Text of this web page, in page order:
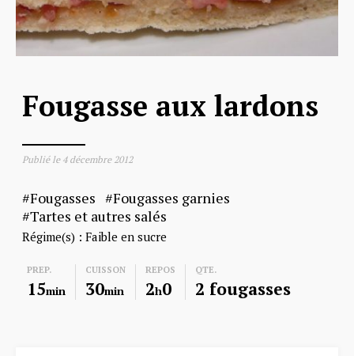
Fougasse aux lardons
Publié le 4 décembre 2012
Fougasses
Fougasses garnies
Tartes et autres salés
Régime(s) :Faible en sucre
PREP.
15min
CUISSON
30min
REPOS
2h0
QTE.
2 fougasses